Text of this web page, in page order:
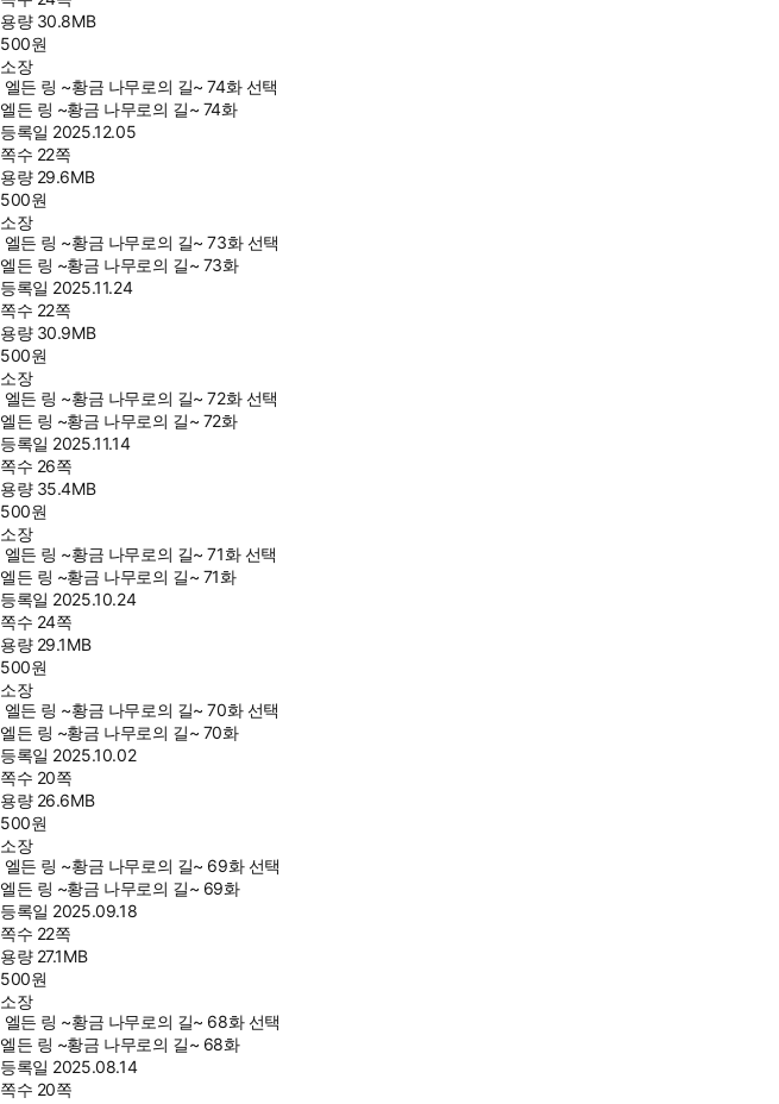
용량 30.8MB
500원
소장
엘든 링 ~황금 나무로의 길~ 74화 선택
엘든 링 ~황금 나무로의 길~ 74화
등록일 2025.12.05
쪽수 22쪽
용량 29.6MB
500원
소장
엘든 링 ~황금 나무로의 길~ 73화 선택
엘든 링 ~황금 나무로의 길~ 73화
등록일 2025.11.24
쪽수 22쪽
용량 30.9MB
500원
소장
엘든 링 ~황금 나무로의 길~ 72화 선택
엘든 링 ~황금 나무로의 길~ 72화
등록일 2025.11.14
쪽수 26쪽
용량 35.4MB
500원
소장
엘든 링 ~황금 나무로의 길~ 71화 선택
엘든 링 ~황금 나무로의 길~ 71화
등록일 2025.10.24
쪽수 24쪽
용량 29.1MB
500원
소장
엘든 링 ~황금 나무로의 길~ 70화 선택
엘든 링 ~황금 나무로의 길~ 70화
등록일 2025.10.02
쪽수 20쪽
용량 26.6MB
500원
소장
엘든 링 ~황금 나무로의 길~ 69화 선택
엘든 링 ~황금 나무로의 길~ 69화
등록일 2025.09.18
쪽수 22쪽
용량 27.1MB
500원
소장
엘든 링 ~황금 나무로의 길~ 68화 선택
엘든 링 ~황금 나무로의 길~ 68화
등록일 2025.08.14
쪽수 20쪽